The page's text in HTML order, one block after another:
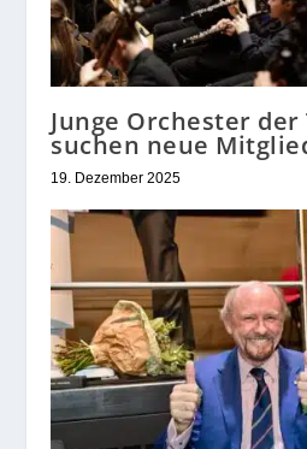
Junge Orchester
suchen neue
19. Dezember 2025